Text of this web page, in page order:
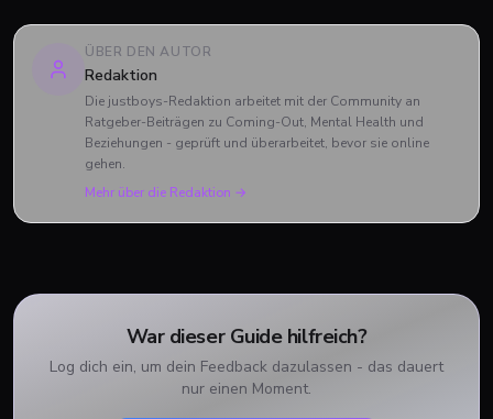
ÜBER DEN AUTOR
Redaktion
Die justboys-Redaktion arbeitet mit der Community an
Ratgeber-Beiträgen zu Coming-Out, Mental Health und
Beziehungen - geprüft und überarbeitet, bevor sie online
gehen.
Mehr über die Redaktion →
War dieser Guide hilfreich?
Log dich ein, um dein Feedback dazulassen - das dauert
nur einen Moment.